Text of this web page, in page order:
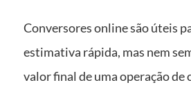
Conversores online são úteis
estimativa rápida, mas nem
valor final de uma operação de